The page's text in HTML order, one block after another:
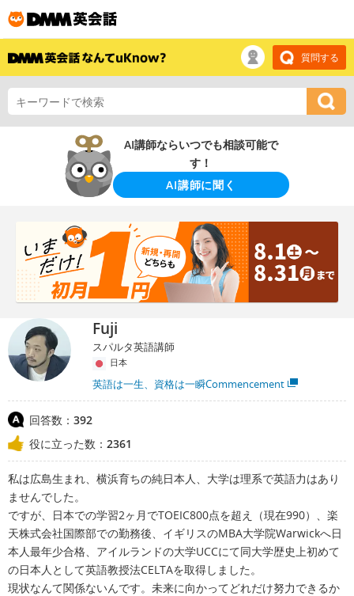
質問する
AI講師ならいつでも相談可能で
す！
AI講師に聞く
Fuji
スパルタ英語講師
日本
英語は一生、資格は一瞬Commencement
回答数： 392
役に立った数： 2361
私は広島生まれ、横浜育ちの純日本人、大学は理系で英語力はあり
ませんでした。
ですが、日本での学習2ヶ月でTOEIC800点を超え（現在990）、楽
天株式会社国際部での勤務後、イギリスのMBA大学院Warwickへ日
本人最年少合格、アイルランドの大学UCCにて同大学歴史上初めて
の日本人として英語教授法CELTAを取得しました。
現状なんて関係ないんです。未来に向かってどれだけ努力できるか